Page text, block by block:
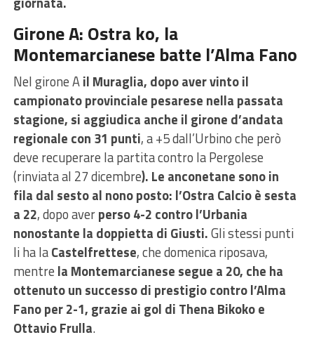
Girone A: Ostra ko, la
Montemarcianese batte l’Alma Fano
Nel girone Ail Muraglia, dopo aver vinto il
campionato provinciale pesarese nella passata
stagione, si aggiudica anche il girone d’andata
regionale con 31 punti, a +5 dall’Urbino che però
deve recuperare la partita contro la Pergolese
(rinviata al 27 dicembre). Le anconetane sono in
fila dal sesto al nono posto: l’Ostra Calcio è sesta
a 22, dopo averperso 4-2 contro l’Urbania
nonostante la doppietta di Giusti.Gli stessi punti
li ha laCastelfrettese, che domenica riposava,
mentre la Montemarcianese segue a 20, che ha
ottenuto un successo di prestigio contro l’Alma
Fano per 2-1, grazie ai gol di Thena Bikoko e
Ottavio Frulla.